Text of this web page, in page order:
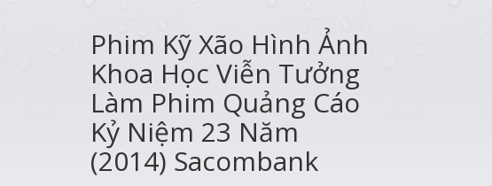
Phim Kỹ Xão Hình Ảnh
Khoa Học Viễn Tưởng
Làm Phim Quảng Cáo
Kỷ Niệm 23 Năm
(2014) Sacombank